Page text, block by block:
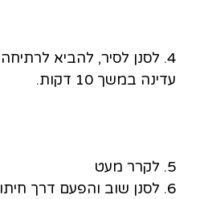
4. לסנן לסיר, להביא
עדינה במשך 10 דקות.
5. לקרר מעט
6. לסנן שוב והפעם דרך חיתול או בד מתאים